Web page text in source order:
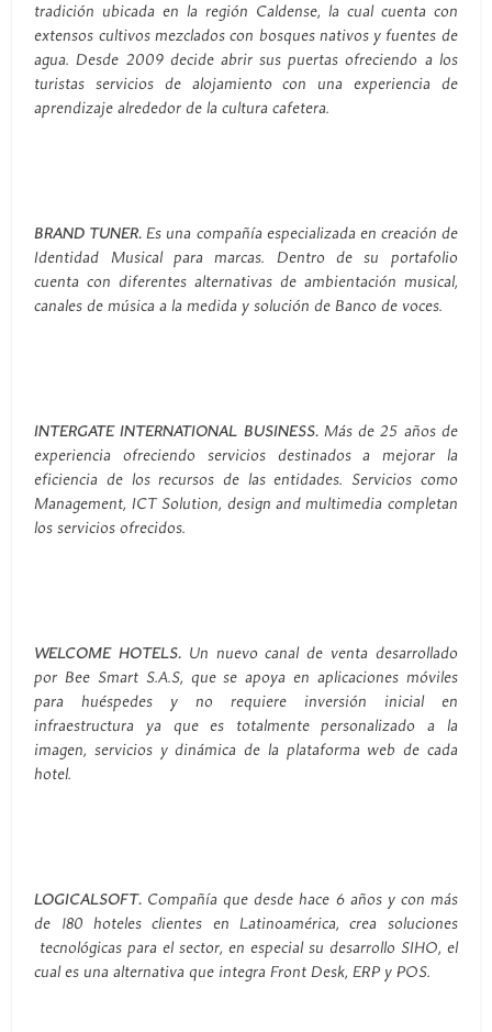
tradición ubicada en la región Caldense, la cual cuenta con
extensos cultivos mezclados con bosques nativos y fuentes de
agua. Desde 2009 decide abrir sus puertas ofreciendo a los
turistas servicios de alojamiento con una experiencia de
aprendizaje alrededor de la cultura cafetera.
BRAND TUNER.Es una compañía especializada en creación de
Identidad Musical para marcas. Dentro de su portafolio
cuenta con diferentes alternativas de ambientación musical,
canales de música a la medida y solución de Banco de voces.
INTERGATE INTERNATIONAL BUSINESS. Más de 25 años de
experiencia ofreciendo servicios destinados a mejorar la
eficiencia de los recursos de las entidades. Servicios como
Management, ICT Solution, design and multimedia completan
los servicios ofrecidos.
WELCOME HOTELS. Un nuevo canal de venta desarrollado
por Bee Smart S.A.S, que se apoya en aplicaciones móviles
para huéspedes y no requiere inversión inicial en
infraestructura ya que es totalmente personalizado a la
imagen, servicios y dinámica de la plataforma web de cada
hotel.
LOGICALSOFT. Compañía que desde hace 6 años y con más
de 180 hoteles clientes en Latinoamérica, crea soluciones
tecnológicas para el sector, en especial su desarrollo SIHO, el
cual es una alternativa que integra Front Desk, ERP y POS.